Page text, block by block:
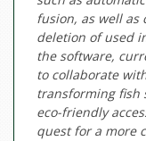
fusion, as well as
deletion of used
the software,
to collaborate
transforming fish
eco-friendly
quest for a more